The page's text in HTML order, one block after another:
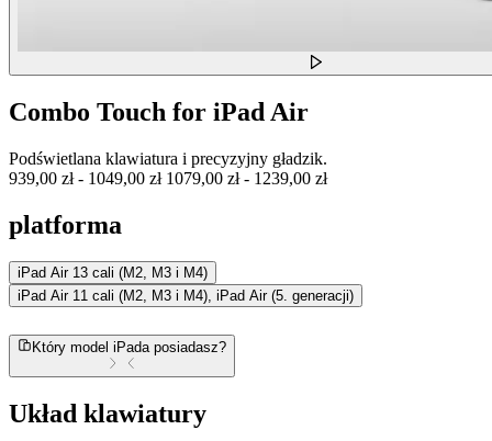
Combo Touch for iPad Air
Podświetlana klawiatura i precyzyjny gładzik.
939,00 zł- 1049,00 zł 1079,00 zł- 1239,00 zł
platforma
iPad Air 13 cali (M2, M3 i M4)
iPad Air 11 cali (M2, M3 i M4), iPad Air (5. generacji)
Który model iPada posiadasz?
Układ klawiatury